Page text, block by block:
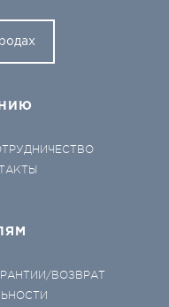
ВОЗВРАТ